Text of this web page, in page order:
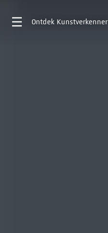
Ontdek Kunstverkenner